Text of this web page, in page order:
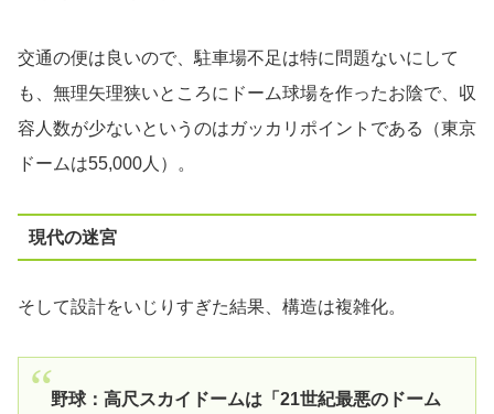
交通の便は良いので、駐車場不足は特に問題ないにして
も、無理矢理狭いところにドーム球場を作ったお陰で、収
容人数が少ないというのはガッカリポイントである（東京
ドームは55,000人）。
現代の迷宮
そして設計をいじりすぎた結果、構造は複雑化。
野球：高尺スカイドームは「21世紀最悪のドーム